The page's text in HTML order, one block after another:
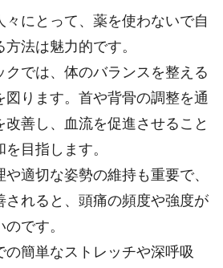
にとって、薬を使わないで自
法は魅力的です。
クでは、体のバランスを整える
図ります。首や背骨の調整を通
改善し、血流を促進させること
目指します。
適切な姿勢の維持も重要で、
されると、頭痛の頻度や強度が
です。
の簡単なストレッチや深呼吸